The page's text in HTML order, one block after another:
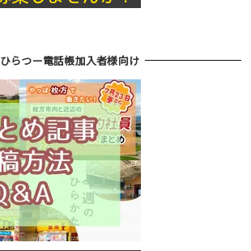
ひらつー電話帳加入者様向け